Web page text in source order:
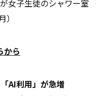
女子生徒のシャワー室
から
AI利用」が急増